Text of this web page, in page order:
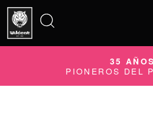
35 AÑOS
PIONEROS DEL